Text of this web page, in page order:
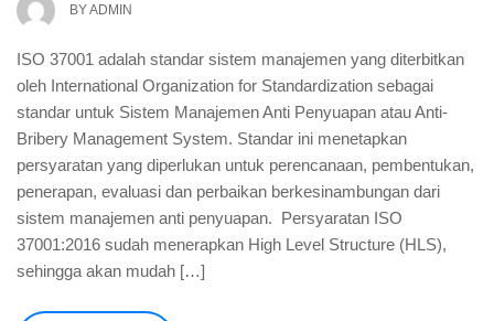
BYADMIN
ISO 37001 adalah standar sistem manajemen yang diterbitkan
oleh International Organization for Standardization sebagai
standar untuk Sistem Manajemen Anti Penyuapan atau Anti-
Bribery Management System. Standar ini menetapkan
persyaratan yang diperlukan untuk perencanaan, pembentukan,
penerapan, evaluasi dan perbaikan berkesinambungan dari
sistem manajemen anti penyuapan. Persyaratan ISO
37001:2016 sudah menerapkan High Level Structure (HLS),
sehingga akan mudah […]